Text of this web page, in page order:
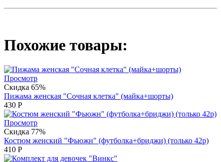
Похожие товары:
Просмотр
Скидка 65%
Пижама женская "Сочная клетка" (майка+шорты)
430 Р
Просмотр
Скидка 77%
Костюм женский "Фьюжн" (футболка+бриджи) (только 42р)
410 Р